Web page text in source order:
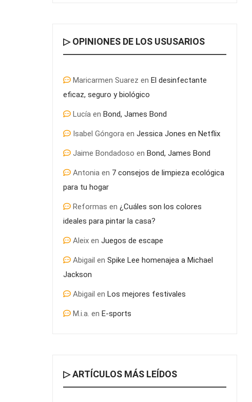
▷ OPINIONES DE LOS USUSARIOS
Maricarmen Suarez en El desinfectante
eficaz, seguro y biológico
Lucía en Bond, James Bond
Isabel Góngora en Jessica Jones en Netflix
Jaime Bondadoso en Bond, James Bond
Antonia en 7 consejos de limpieza ecológica
para tu hogar
Reformas en ¿Cuáles son los colores
ideales para pintar la casa?
Aleix en Juegos de escape
Abigail en Spike Lee homenajea a Michael
Jackson
Abigail en Los mejores festivales
M.i.a. en E-sports
▷ ARTÍCULOS MÁS LEÍDOS